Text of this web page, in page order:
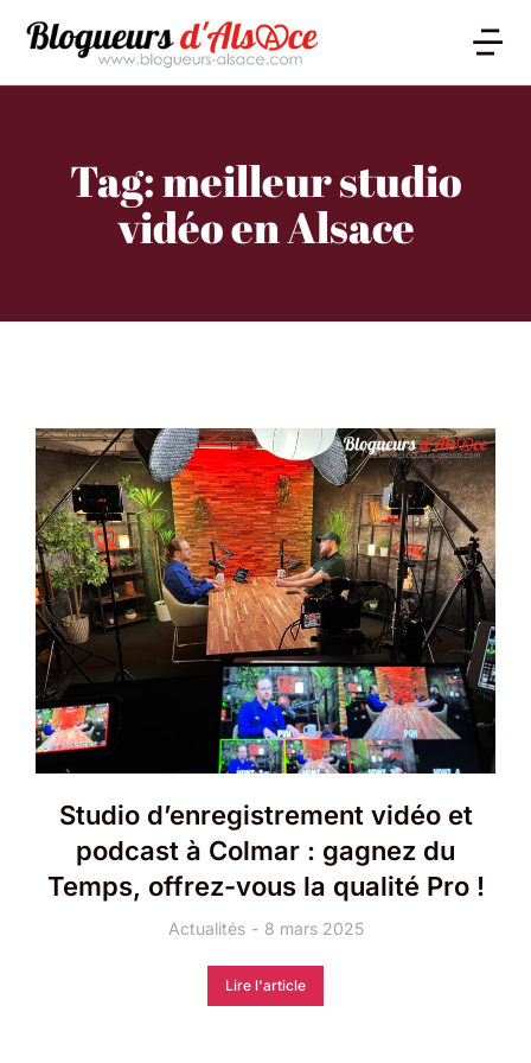
Tag: meilleur studio
vidéo en Alsace
Studio d’enregistrement vidéo et
podcast à Colmar : gagnez du
Temps, offrez-vous la qualité Pro !
Actualités 8 mars 2025
Lire l'article